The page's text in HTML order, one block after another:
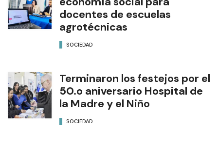
docentes de escuelas
agrotécnicas
SOCIEDAD
Terminaron los festejos por el
50.o aniversario Hospital de
la Madre y el Niño
SOCIEDAD